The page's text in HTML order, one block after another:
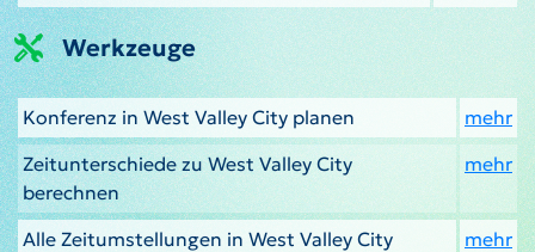
Werkzeuge
Konferenz in West Valley City planen
mehr
Zeitunterschiede zu West Valley City
berechnen
mehr
Alle Zeitumstellungen in West Valley City
mehr